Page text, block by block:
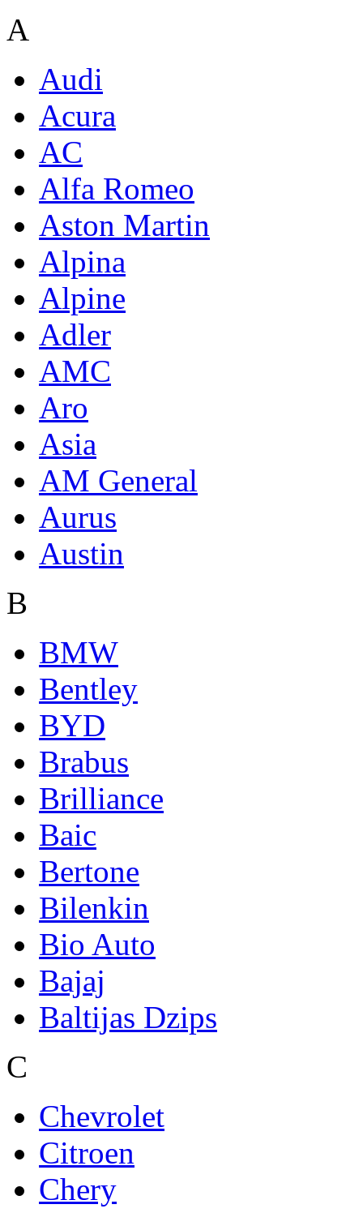
A
Audi
Acura
AC
Alfa Romeo
Aston Martin
Alpina
Alpine
Adler
AMC
Aro
Asia
AM General
Aurus
Austin
B
BMW
Bentley
BYD
Brabus
Brilliance
Baic
Bertone
Bilenkin
Bio Auto
Bajaj
Baltijas Dzips
C
Chevrolet
Citroen
Chery